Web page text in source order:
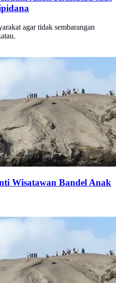
agar tidak sembarangan
Wisatawan Bandel Anak